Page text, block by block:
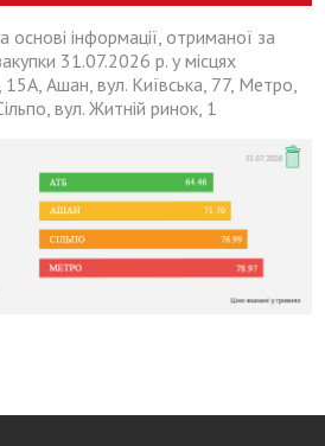
основі інформації, отриманої за
31.07.2026 р. у місцях
Ашан, вул. Київська, 77, Метро,
вул. Житній ринок, 1